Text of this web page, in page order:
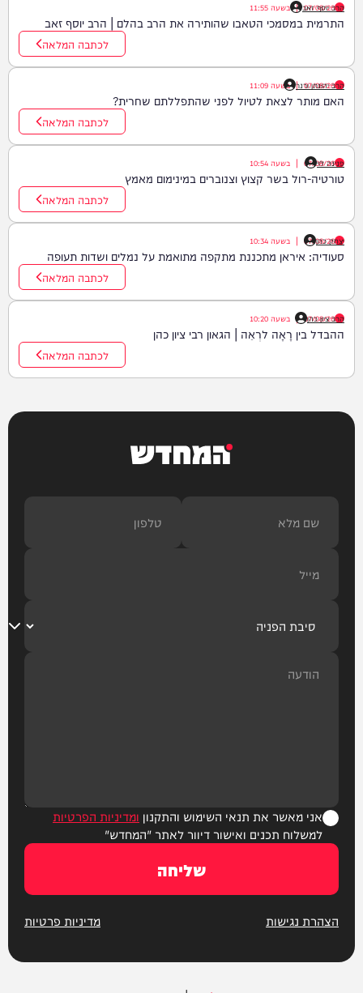
הרב יוסף זאב
07/08/26
| בשעה 11:55
התרמית במסמכי הטאבו שהותירה את הרב בהלם | הרב יוסף זאב
לכתבה המלאה
הרב יהונתן ורנר
07/08/26
| בשעה 11:09
האם מותר לצאת לטיול לפני שהתפללתם שחרית?
לכתבה המלאה
פנינה לוי
07/08/26
| בשעה 10:54
טורטיה-רול בשר קצוץ וצנוברים במינימום מאמץ
לכתבה המלאה
יצחק כהן
07/08/26
| בשעה 10:34
סעודיה: איראן מתכננת מתקפה מתואמת על נמלים ושדות תעופה
לכתבה המלאה
הרב ציון כהן
07/08/26
| בשעה 10:20
ההבדל בין רָאָה לרְאֵה | הגאון רבי ציון כהן
לכתבה המלאה
המחדש
אני מאשר את תנאי השימוש והתקנון ומדיניות הפרטיות
למשלוח תכנים ואישור דיוור לאתר "המחדש"
שליחה
הצהרת נגישות מדיניות פרטיות